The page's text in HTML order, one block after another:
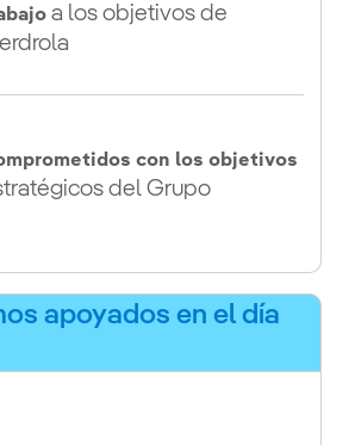
a los objetivos de
con los objetivos
del Grupo
apoyados en el día